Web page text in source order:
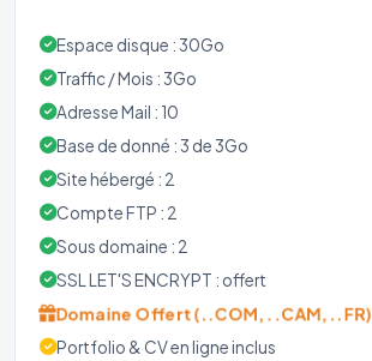
Espace disque : 30Go
Traffic / Mois : 3Go
Adresse Mail : 10
Base de donné : 3 de 3Go
Site hébergé : 2
Compte FTP : 2
Sous domaine : 2
SSL LET'S ENCRYPT : offert
Domaine Offert (..COM, ..CAM, ..FR)
Portfolio & CV en ligne inclus